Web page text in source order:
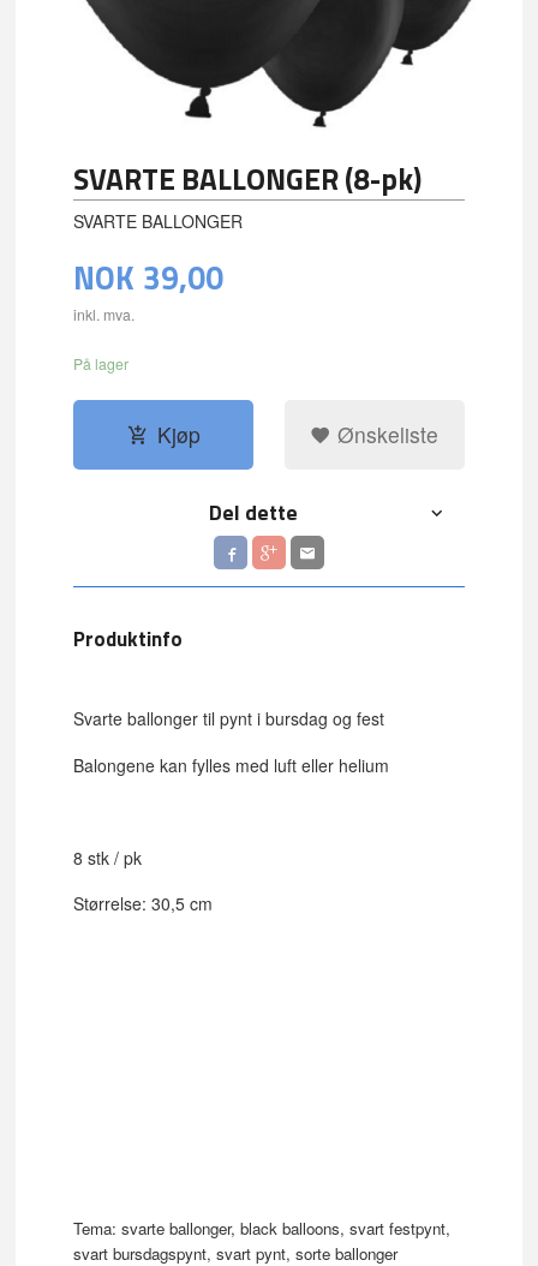
SVARTE BALLONGER (8-pk)
SVARTE BALLONGER
NOK 39,00
inkl. mva.
På lager
Kjøp Ønskeliste
Del dette
Produktinfo
Svarte ballonger til pynt i bursdag og fest
Balongene kan fylles med luft eller helium
8 stk / pk
Størrelse: 30,5 cm
Tema: svarte ballonger, black balloons, svart festpynt,
svart bursdagspynt, svart pynt, sorte ballonger